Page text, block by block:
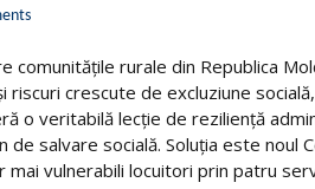
comunitățile rurale din Republica
riscuri crescute de excluziune
o veritabilă lecție de reziliență
de salvare socială. Soluția este noul
mai vulnerabili locuitori prin patru